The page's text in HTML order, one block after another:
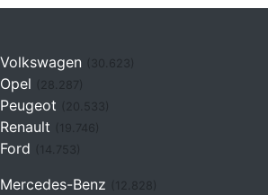
Volkswagen (30.623)
Opel
Peugeot
Renault (19.746)
Ford (14.753)
Mercedes-Benz